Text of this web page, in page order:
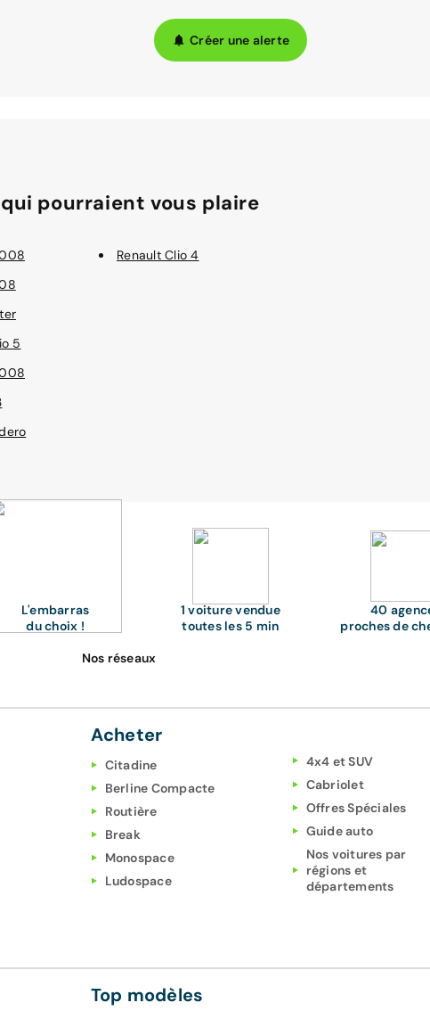
Créer une alerte
pourraient vous plaire
5
Renault Clio 4
L'embarras
du choix !
1 voiture vendue
toutes les 5 min
40
proches de
Nos réseaux
Acheter
Citadine
Berline Compacte
Routière
Break
Monospace
Ludospace
4x4 et SUV
Cabriolet
Offres Spéciales
Guide auto
Nos voitures par
régions et
départements
Top modèles